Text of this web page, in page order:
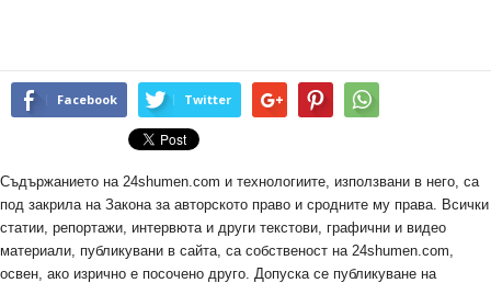
Facebook Twitter
Съдържанието на 24shumen.com и технологиите, използвани в него, са
под закрила на Закона за авторското право и сродните му права. Всички
статии, репортажи, интервюта и други текстови, графични и видео
материали, публикувани в сайта, са собственост на 24shumen.com,
освен, ако изрично е посочено друго. Допуска се публикуване на